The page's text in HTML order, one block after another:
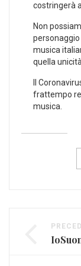
costringerà
Non
musica
quella
Il
frattempo
musica.